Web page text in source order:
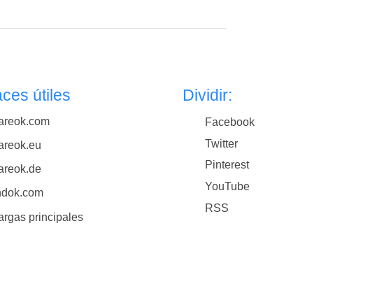
útiles
principales
Dividir:
Facebook
Twitter
Pinterest
YouTube
RSS